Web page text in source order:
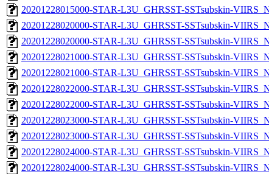
20201228015000-STAR-L3U_GHRSST-SSTsubskin-
20201228020000-STAR-L3U_GHRSST-SSTsubskin-
20201228020000-STAR-L3U_GHRSST-SSTsubskin-
20201228021000-STAR-L3U_GHRSST-SSTsubskin-
20201228021000-STAR-L3U_GHRSST-SSTsubskin-
20201228022000-STAR-L3U_GHRSST-SSTsubskin-
20201228022000-STAR-L3U_GHRSST-SSTsubskin-
20201228023000-STAR-L3U_GHRSST-SSTsubskin-
20201228023000-STAR-L3U_GHRSST-SSTsubskin-
20201228024000-STAR-L3U_GHRSST-SSTsubskin-
20201228024000-STAR-L3U_GHRSST-SSTsubskin-